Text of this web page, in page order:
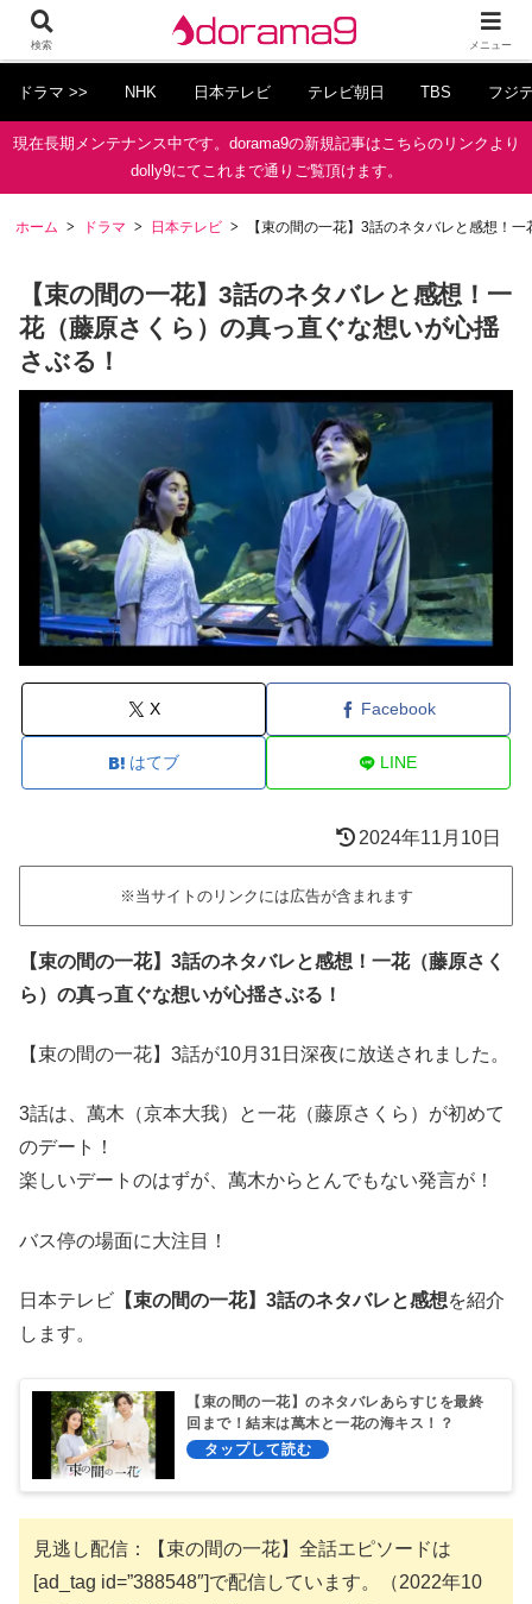
ドラマ >> NHK 日本テレビ テレビ朝日 TBS フジ
現在長期メンテナンス中です。dorama9の新規記事はこちらのリンクより
dolly9にてこれまで通りご覧頂けます。
ホーム ドラマ 日本テレビ 【束の間の一花】3話のネタバレと感想！
【束の間の一花】3話のネタバレと感想！一
花（藤原さくら）の真っ直ぐな想いが心揺
さぶる！
X Facebook
はてブ LINE
2024年11月10日
※当サイトのリンクには広告が含まれます
【束の間の一花】3話のネタバレと感想！一花（藤原さく
ら）の真っ直ぐな想いが心揺さぶる！
【束の間の一花】3話が10月31日深夜に放送されました。
3話は、萬木（京本大我）と一花（藤原さくら）が初めて
のデート！
楽しいデートのはずが、萬木からとんでもない発言が！
バス停の場面に大注目！
日本テレビ 【束の間の一花】3話のネタバレと感想を紹介
します。
【束の間の一花】のネタバレあらすじを最終
回まで！結末は萬木と一花の海キス！？
見逃し配信：【束の間の一花】全話エピソードは
[ad_tag id=”388548″]で配信しています。（2022年10
検索 メニュー